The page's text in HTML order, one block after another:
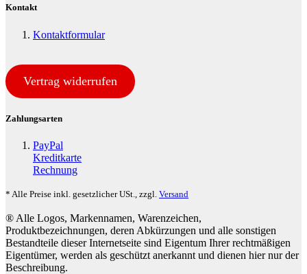
Kontakt
Kontaktformular
Vertrag widerrufen
Zahlungsarten
PayPal
Kreditkarte
Rechnung
* Alle Preise inkl. gesetzlicher USt., zzgl. Versand
® Alle Logos, Markennamen, Warenzeichen,
Produktbezeichnungen, deren Abkürzungen und alle sonstigen
Bestandteile dieser Internetseite sind Eigentum Ihrer rechtmäßigen
Eigentümer, werden als geschützt anerkannt und dienen hier nur der
Beschreibung.